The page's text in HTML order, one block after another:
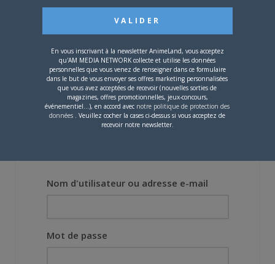
demandé de suivre au
mieux le manga
Vous devezvous connecterpour laisser un
commentaire.
Nom d'utilisateur ou adresse e-mail
Mot de passe
En vous inscrivant à la newsletter AnimeLand, vous acceptez
qu'AM MEDIA NETWORK collecte et utilise les données
personnelles que vous venez de renseigner dans ce formulaire
dans le but de vous envoyer ses offres marketing personnalisées
que vous avez acceptées de recevoir (nouvelles sorties de
magazines, offres promotionnelles, jeux-concours,
événementiel...), en accord avec notre politique de protection des
données . Veuillez cocher la cases ci-dessus si vous acceptez de
recevoir notre newsletter.